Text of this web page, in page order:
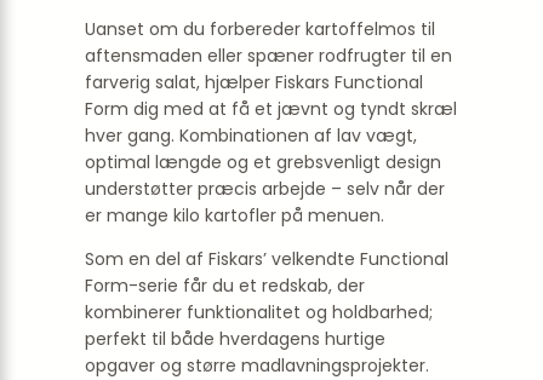
Uanset om du forbereder kartoffelmos til
aftensmaden eller spæner rodfrugter til en
farverig salat, hjælper Fiskars Functional
Form dig med at få et jævnt og tyndt skræl
hver gang. Kombinationen af lav vægt,
optimal længde og et grebsvenligt design
understøtter præcis arbejde – selv når der
er mange kilo kartofler på menuen.
Som en del af Fiskars’ velkendte Functional
Form-serie får du et redskab, der
kombinerer funktionalitet og holdbarhed;
perfekt til både hverdagens hurtige
opgaver og større madlavningsprojekter.